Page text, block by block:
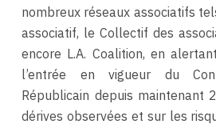
nombreux réseaux associatifs
associatif, le Collectif des
encore L.A. Coalition, en
l’entrée en vigueur du
Républicain depuis maintenant
dérives observées et sur les